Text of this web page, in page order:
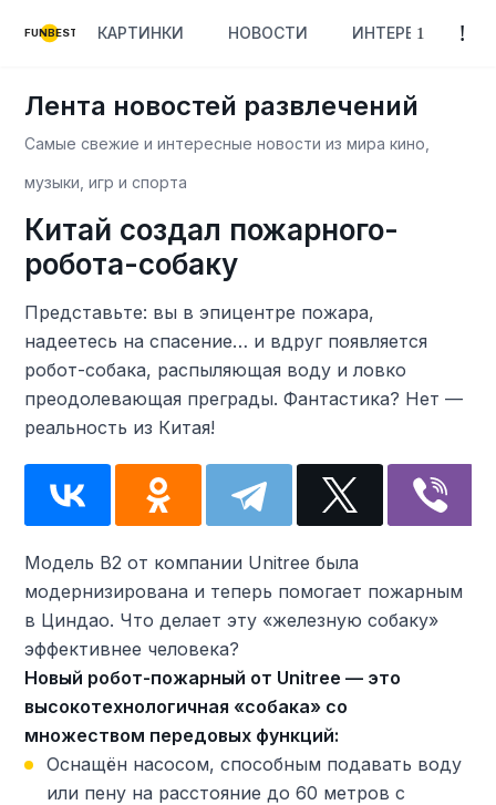
FUNBEST КАРТИНКИ НОВОСТИ ИНТЕРЕСНОЕ
Лента новостей развлечений
Самые свежие и интересные новости из мира кино,
музыки, игр и спорта
Китай создал пожарного-
робота-собаку
Представьте: вы в эпицентре пожара,
надеетесь на спасение… и вдруг появляется
робот-собака, распыляющая воду и ловко
преодолевающая преграды. Фантастика? Нет —
реальность из Китая!
Модель B2 от компании Unitree была
модернизирована и теперь помогает пожарным
в Циндао. Что делает эту «железную собаку»
эффективнее человека?
Новый робот-пожарный от Unitree — это
высокотехнологичная «собака» со
множеством передовых функций:
Оснащён насосом, способным подавать воду
или пену на расстояние до 60 метров с